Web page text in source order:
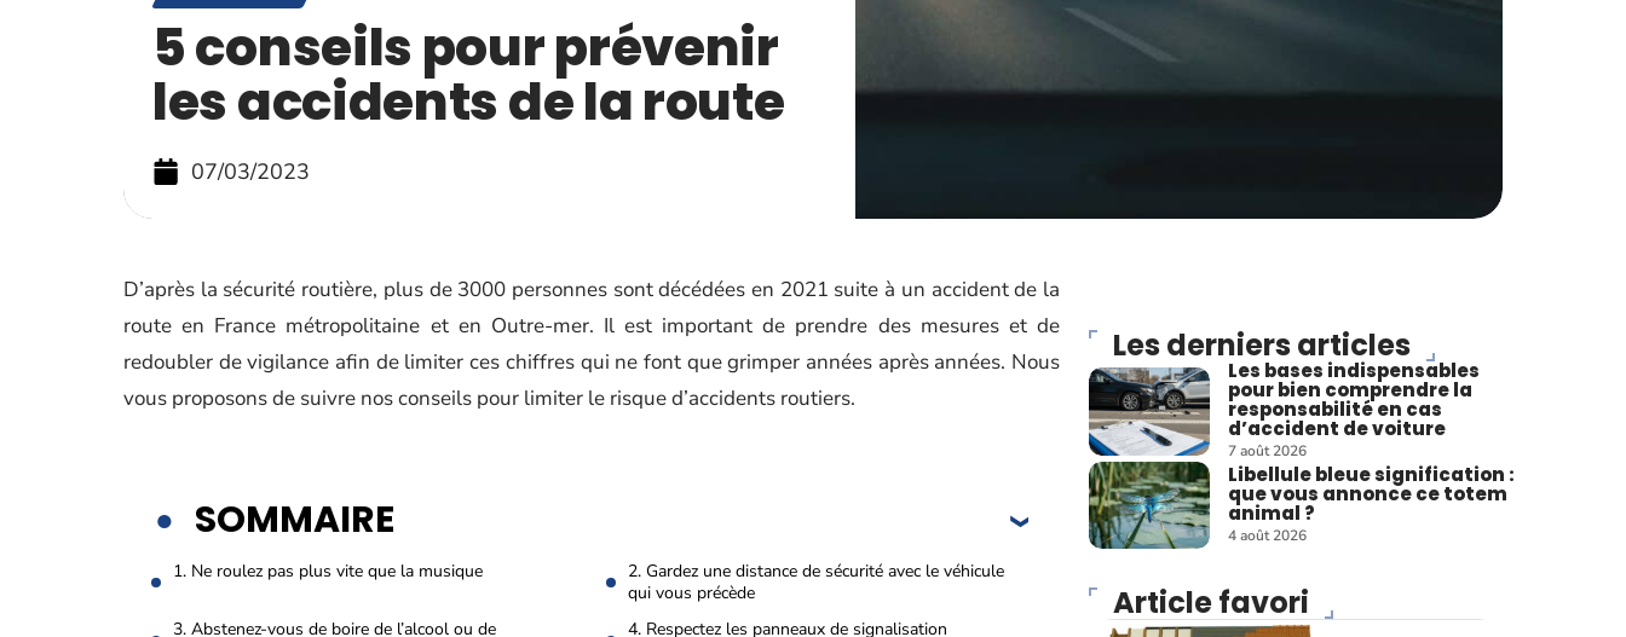
5 conseils pour prévenir
les accidents de la route
07/03/2023
D’après la sécurité routière, plus de 3000 personnes sont décédées en 2021 suite à un accident de la
route en France métropolitaine et en Outre-mer. Il est important de prendre des mesures et de
redoubler de vigilance afin de limiter ces chiffres qui ne font que grimper années après années. Nous
vous proposons de suivre nos conseils pour limiter le risque d’accidents routiers.
SOMMAIRE
1. Ne roulez pas plus vite que la musique
2. Gardez une distance de sécurité avec le véhicule
qui vous précède
3. Abstenez-vous de boire de l’alcool ou de
4. Respectez les panneaux de signalisation
Les derniers articles
Les bases indispensables
pour bien comprendre la
responsabilité en cas
d’accident de voiture
7 août 2026
Libellule bleue signification :
que vous annonce ce totem
animal ?
4 août 2026
Article favori